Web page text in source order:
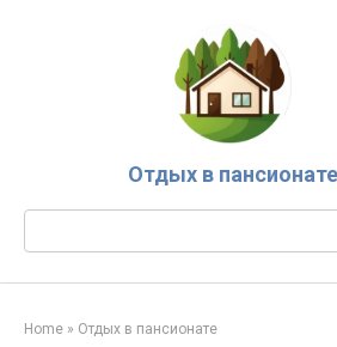
Отдых в пансионате
Search:
Home » Отдых в пансионате